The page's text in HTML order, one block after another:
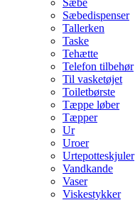
Sæbe
Sæbedispenser
Tallerken
Taske
Tehætte
Telefon tilbehør
Til vasketøjet
Toiletbørste
Tæppe løber
Tæpper
Ur
Uroer
Urtepotteskjuler
Vandkande
Vaser
Viskestykker